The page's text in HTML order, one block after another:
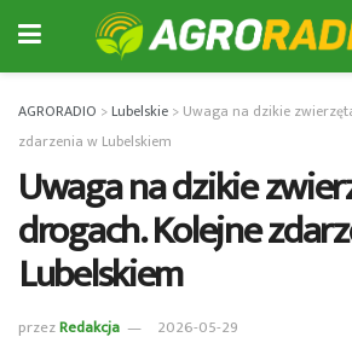
AGRORADIO >Lubelskie > Uwaga na dzikie
zdarzenia w Lubelskiem
Uwaga na dzikie
drogach. Kolejne
Lubelskiem
przezRedakcja 2026-05-29